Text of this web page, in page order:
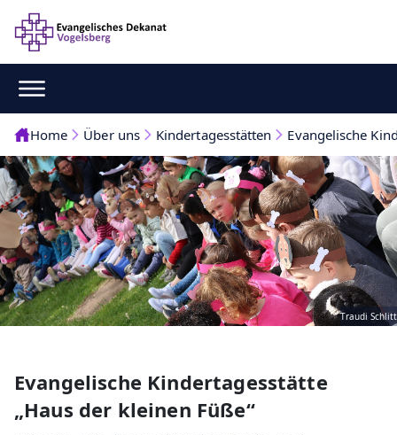
Home Über uns Kindertagesstätten Evangelische
Traudi Schlitt
Evangelische Kindertagesstätte
„Haus der kleinen Füße“